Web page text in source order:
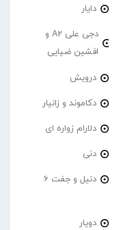
دایار
دجی علی A2 و
افشین ضیایی
درویش
دکاموند و زانیار
دلارام زواره ای
دنی
دنیل و جفت 6
دویار